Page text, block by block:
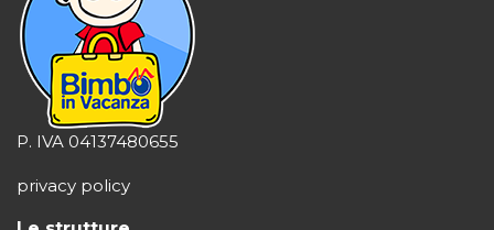
P. IVA 04137480655
privacy policy